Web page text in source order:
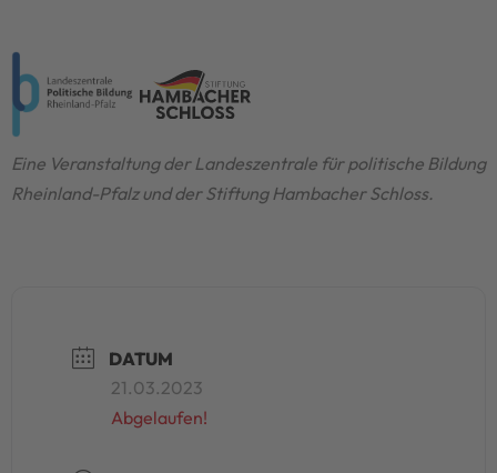
Eine Veranstaltung der Landeszentrale für politische Bildung
Rheinland-Pfalz und der Stiftung Hambacher Schloss.
DATUM
21.03.2023
Abgelaufen!